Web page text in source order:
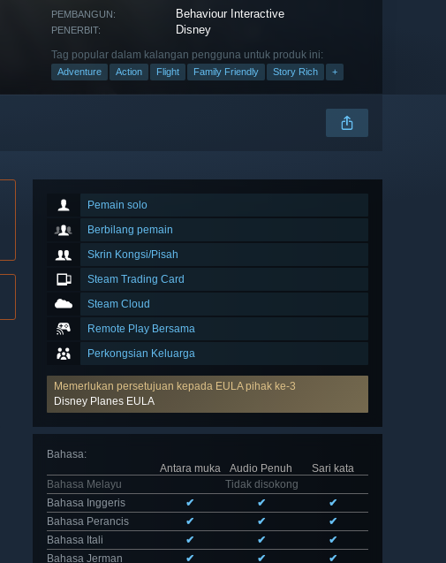
PEMBANGUN: Behaviour Interactive
PENERBIT: Disney
Tag popular dalam kalangan pengguna untuk produk ini:
Adventure Action Flight Family Friendly Story Rich +
Pemain solo
Berbilang pemain
Skrin Kongsi/Pisah
Steam Trading Card
Steam Cloud
Remote Play Bersama
Perkongsian Keluarga
Memerlukan persetujuan kepada EULA pihak ke-3
Disney Planes EULA
Bahasa:
Antara muka
Audio Penuh
Sari kata
Bahasa Melayu
Tidak disokong
Bahasa Inggeris
✔ ✔
✔
Bahasa Perancis
✔ ✔
✔
Bahasa Itali
✔ ✔
✔
Bahasa Jerman
✔ ✔
✔